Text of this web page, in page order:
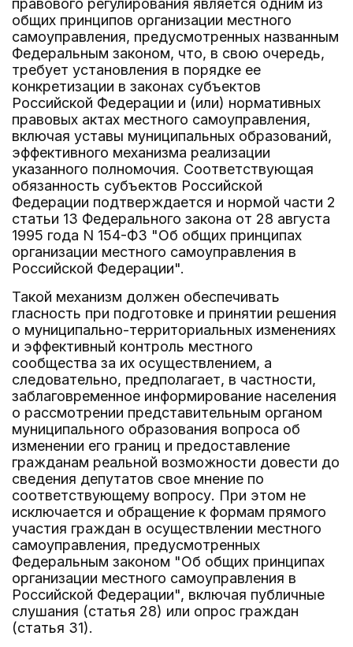
правового регулирования является одним из
общих принципов организации местного
самоуправления, предусмотренных названным
Федеральным законом, что, в свою очередь,
требует установления в порядке ее
конкретизации в законах субъектов
Российской Федерации и (или) нормативных
правовых актах местного самоуправления,
включая уставы муниципальных образований,
эффективного механизма реализации
указанного полномочия. Соответствующая
обязанность субъектов Российской
Федерации подтверждается и нормой части 2
статьи 13 Федерального закона от 28 августа
1995 года N 154-ФЗ "Об общих принципах
организации местного самоуправления в
Российской Федерации".
Такой механизм должен обеспечивать
гласность при подготовке и принятии решения
о муниципально-территориальных изменениях
и эффективный контроль местного
сообщества за их осуществлением, а
следовательно, предполагает, в частности,
заблаговременное информирование населения
о рассмотрении представительным органом
муниципального образования вопроса об
изменении его границ и предоставление
гражданам реальной возможности довести до
сведения депутатов свое мнение по
соответствующему вопросу. При этом не
исключается и обращение к формам прямого
участия граждан в осуществлении местного
самоуправления, предусмотренных
Федеральным законом "Об общих принципах
организации местного самоуправления в
Российской Федерации", включая публичные
слушания (статья 28) или опрос граждан
(статья 31).